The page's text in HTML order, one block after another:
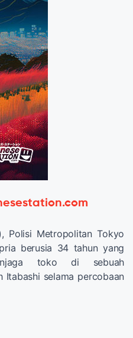
Polisi Metropolitan Tokyo
berusia 34 tahun yang
toko di sebuah
Itabashi selama percobaan